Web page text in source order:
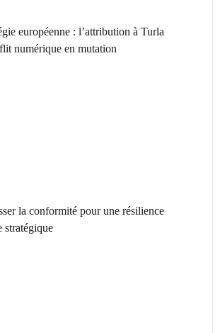
européenne : l’attribution à Turla
numérique en mutation
la conformité pour une résilience
stratégique